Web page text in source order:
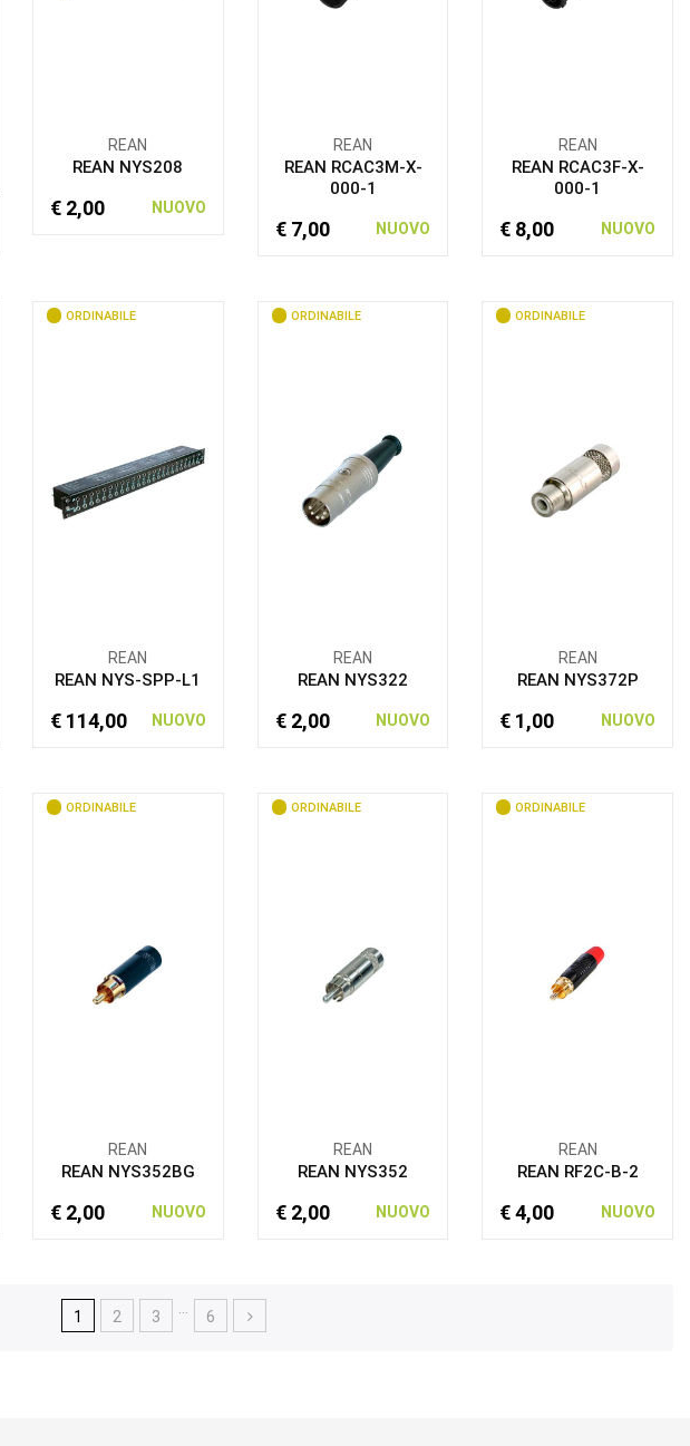
REAN
REAN NYS208
€ 2,00 NUOVO
REAN
REAN RCAC3M-X-
000-1
€ 7,00 NUOVO
REAN
REAN RCAC3F-X-
000-1
€ 8,00 NUOVO
ORDINABILE
REAN
REAN NYS-SPP-L1
€ 114,00 NUOVO
ORDINABILE
REAN
REAN NYS322
€ 2,00 NUOVO
ORDINABILE
REAN
REAN NYS372P
€ 1,00 NUOVO
ORDINABILE
REAN
REAN NYS352BG
€ 2,00 NUOVO
ORDINABILE
REAN
REAN NYS352
€ 2,00 NUOVO
ORDINABILE
REAN
REAN RF2C-B-2
€ 4,00 NUOVO
1 2 3 6